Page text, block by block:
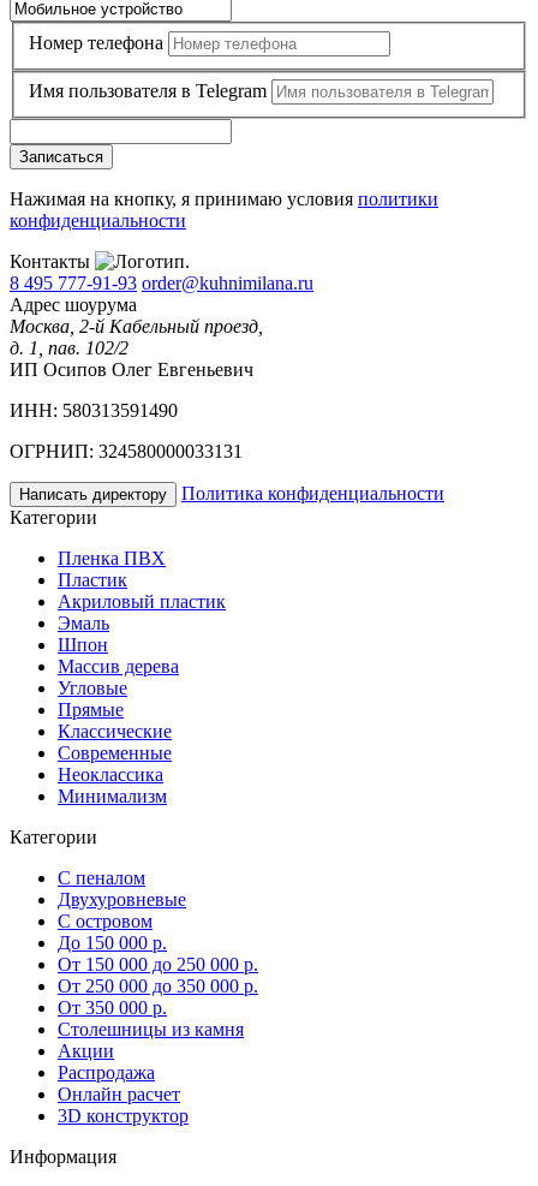
Номер телефона
Имя пользователя в Telegram
Записаться
Нажимая на кнопку, я принимаю условия политики
конфиденциальности
Контакты
8 495 777-91-93 order@kuhnimilana.ru
Адрес шоурума
Москва, 2-й Кабельный проезд,
д. 1, пав. 102/2
ИП Осипов Олег Евгеньевич
ИНН: 580313591490
ОГРНИП: 324580000033131
Написать директору
Политика конфиденциальности
Категории
Пленка ПВХ
Пластик
Акриловый пластик
Эмаль
Шпон
Массив дерева
Угловые
Прямые
Классические
Современные
Неоклассика
Минимализм
Категории
С пеналом
Двухуровневые
С островом
До 150 000 р.
От 150 000 до 250 000 р.
От 250 000 до 350 000 р.
От 350 000 р.
Столешницы из камня
Акции
Распродажа
Онлайн расчет
3D конструктор
Информация